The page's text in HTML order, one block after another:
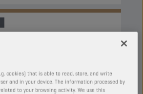
cookies) that is able to read, store, and write
and in your device. The information processed by
to your browsing activity. We use this